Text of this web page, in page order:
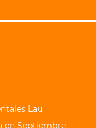
Lau
en Septiembre